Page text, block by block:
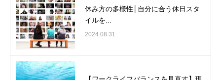
休み方の多様性│自分に合う休日スタ
イルを...
2024.08.31